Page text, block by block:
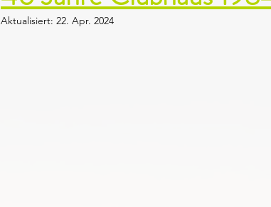
Aktualisiert: 22. Apr. 2024